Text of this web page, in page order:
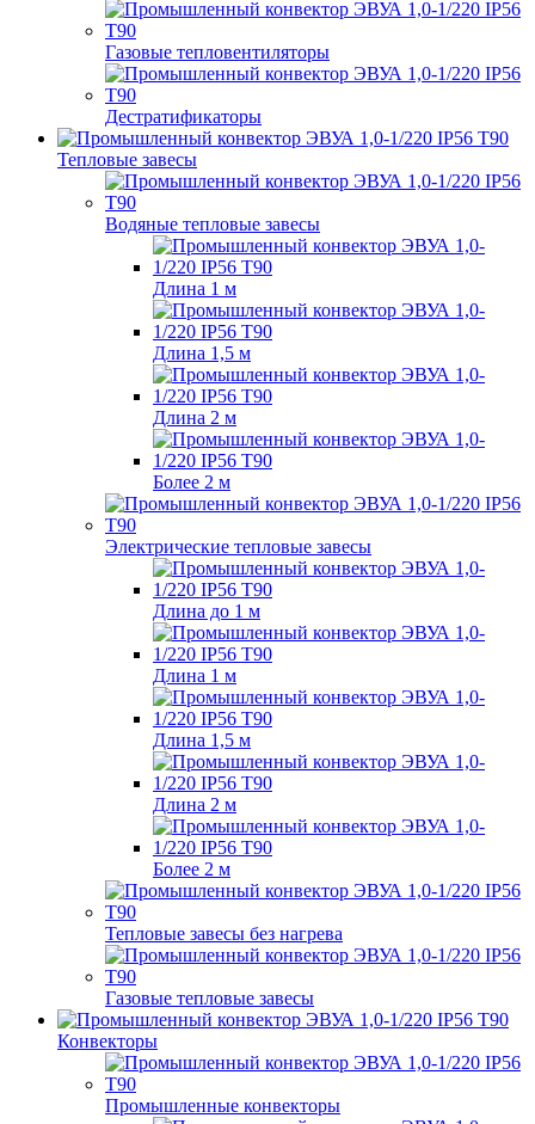
Газовые тепловентиляторы
Дестратификаторы
Тепловые завесы
Водяные тепловые завесы
Длина 1 м
Длина 1,5 м
Длина 2 м
Более 2 м
Электрические тепловые завесы
Длина до 1 м
Длина 1 м
Длина 1,5 м
Длина 2 м
Более 2 м
Тепловые завесы без нагрева
Газовые тепловые завесы
Конвекторы
Промышленные конвекторы